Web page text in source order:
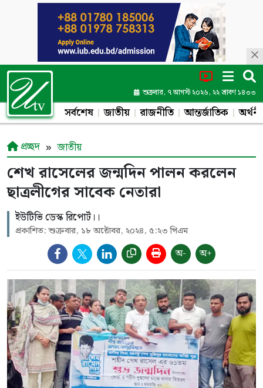
শুক্রবার, ৭ আগস্ট ২০২৬, ২২ শ্রাবণ ১৪৩৩
সর্বশেষ জাতীয় রাজনীতি আন্তর্জাতিক
প্রচ্ছদ জাতীয়
শেখ রাসেলের জন্মদিন পালন করলেন
ছাত্রলীগের সাবেক নেতারা
ইউটিভি ডেস্ক রিপোর্ট।।
প্রকাশিত: শুক্রবার, ১৮ অক্টোবর, ২০২৪, ৫:২৩ পিএম
অ- অ+